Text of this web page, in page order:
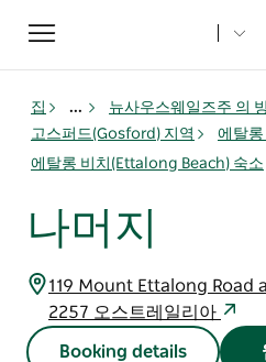
Toggle
navigation
집 ... 뉴사우스웨일즈주 의
고스퍼드(Gosford) 지역
에탈
에탈롱 비치(Ettalong Beach) 숙소
나머지
119 Mount Ettalong Road
2257 오스트레일리아
Booking details